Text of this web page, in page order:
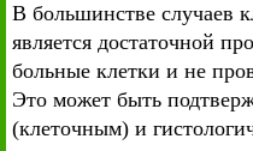
В большинстве случаев
является достаточной
больные клетки и не
Это может быть
(клеточным) и